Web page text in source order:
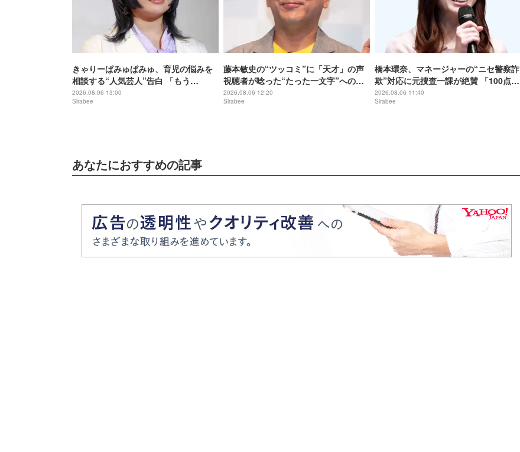
きゃりーぱみゅぱみゅ、育児の悩みを
相談する“人気芸人”告白 「もう
ChatGPTみたいな」
2026.08.06 13:00
Sirabee
藤本敏史の“ツッコミ”に「天才」の声
視聴者が唸った“たった一文字”への返
しは…
2026.08.06 12:20
Sirabee
橋本環奈、マネージャーの“ニセ警察詐
欺”対応に元捜査一課が絶賛 「100点な
んです」
2026.08.06 11:40
Sirabee
あなたにおすすめの記事